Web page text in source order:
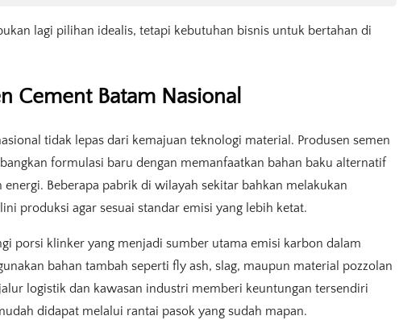
lagi pilihan idealis, tetapi kebutuhan bisnis untuk bertahan di
Cement Batam Nasional
tidak lepas dari kemajuan teknologi material. Produsen semen
formulasi baru dengan memanfaatkan bahan baku alternatif
Beberapa pabrik di wilayah sekitar bahkan melakukan
produksi agar sesuai standar emisi yang lebih ketat.
porsi klinker yang menjadi sumber utama emisi karbon dalam
bahan tambah seperti fly ash, slag, maupun material pozzolan
logistik dan kawasan industri memberi keuntungan tersendiri
didapat melalui rantai pasok yang sudah mapan.